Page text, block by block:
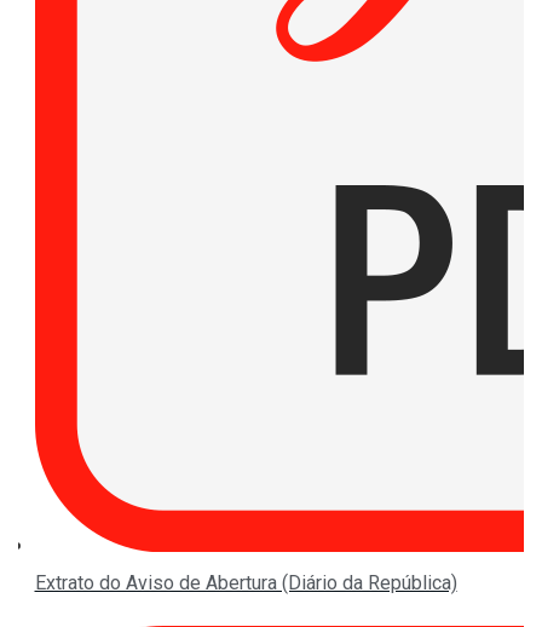
Extrato do Aviso de Abertura (Diário da República)